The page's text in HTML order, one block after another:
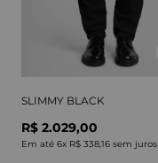
SLIMMY BLACK
R$ 2.029,00
Em até 6x R$ 338,16 sem juros